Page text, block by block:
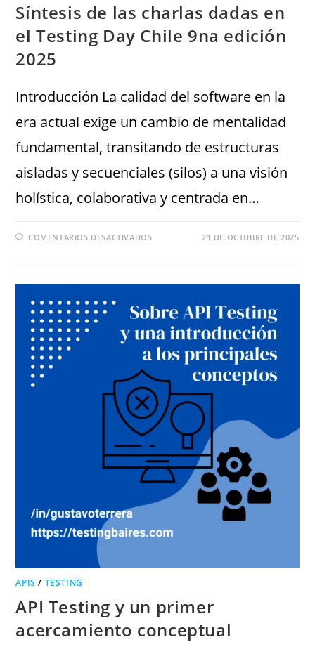
Síntesis de las charlas dadas en
el Testing Day Chile 9na edición
2025
Introducción La calidad del software en la
era actual exige un cambio de mentalidad
fundamental, transitando de estructuras
aisladas y secuenciales (silos) a una visión
holística, colaborativa y centrada en…
COMENTARIOS DESACTIVADOS 21 DE OCTUBRE DE 2025
APIS / TESTING
API Testing y un primer
acercamiento conceptual